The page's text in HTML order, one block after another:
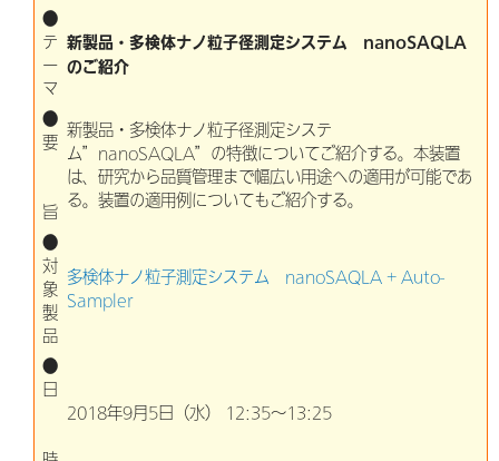
●
テ
ー
マ
新製品・多検体ナノ粒子径測定システム nanoSAQLA
のご紹介
●
要
旨
新製品・多検体ナノ粒子径測定システ
ム”nanoSAQLA”の特徴についてご紹介する。本装置
は、研究から品質管理まで幅広い用途への適用が可能であ
る。装置の適用例についてもご紹介する。
●
対
象
製
品
多検体ナノ粒子測定システム nanoSAQLA + Auto-
Sampler
●
日
2018年9月5日（水） 12:35～13:25